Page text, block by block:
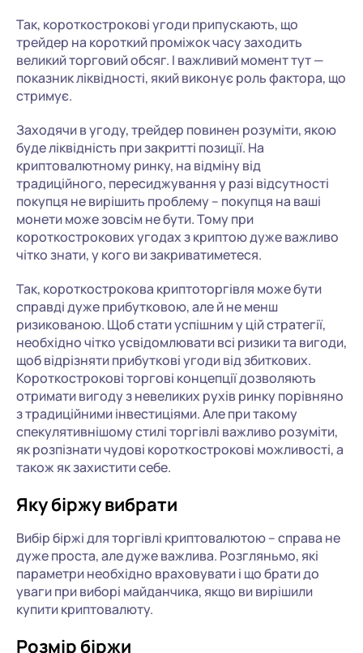
Так, короткострокові угоди припускають, що
трейдер на короткий проміжок часу заходить
великий торговий обсяг. І важливий момент тут —
показник ліквідності, який виконує роль фактора, що
стримує.
Заходячи в угоду, трейдер повинен розуміти, якою
буде ліквідність при закритті позиції. На
криптовалютному ринку, на відміну від
традиційного, пересиджування у разі відсутності
покупця не вирішить проблему – покупця на ваші
монети може зовсім не бути. Тому при
короткострокових угодах з криптою дуже важливо
чітко знати, у кого ви закриватиметеся.
Так, короткострокова криптоторгівля може бути
справді дуже прибутковою, але й не менш
ризикованою. Щоб стати успішним у цій стратегії,
необхідно чітко усвідомлювати всі ризики та вигоди,
щоб відрізняти прибуткові угоди від збиткових.
Короткострокові торгові концепції дозволяють
отримати вигоду з невеликих рухів ринку порівняно
з традиційними інвестиціями. Але при такому
спекулятивнішому стилі торгівлі важливо розуміти,
як розпізнати чудові короткострокові можливості, а
також як захистити себе.
Яку біржу вибрати
Вибір біржі для торгівлі криптовалютою – справа не
дуже проста, але дуже важлива. Розгляньмо, які
параметри необхідно враховувати і що брати до
уваги при виборі майданчика, якщо ви вирішили
купити криптовалюту.
Розмір біржи